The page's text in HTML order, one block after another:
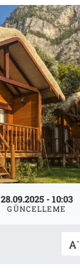
28.09.2025 - 10:03
GÜNCELLEME
A-